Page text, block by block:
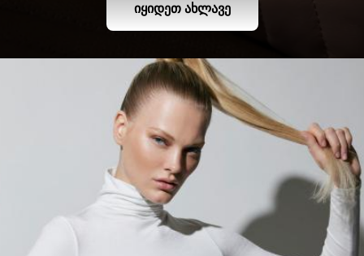
ᲘᲧᲘᲓᲔᲗ ᲐᲮᲚᲐᲕᲔ